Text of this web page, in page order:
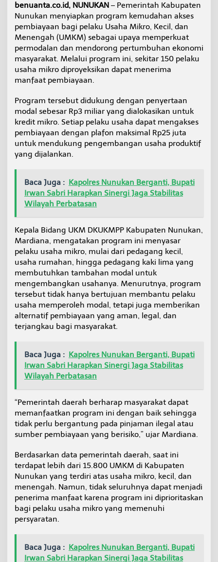
a
r
u
n
t
u
k
P
i
a
y
a
n
h
a
M
o
benuanta.co.id, NUNUKAN – Pemerintah Kabupaten
Nunukan menyiapkan program kemudahan akses
pembiayaan bagi pelaku Usaha Mikro, Kecil, dan
Menengah (UMKM) sebagai upaya memperkuat
permodalan dan mendorong pertumbuhan ekonomi
masyarakat. Melalui program ini, sekitar 150 pelaku
usaha mikro diproyeksikan dapat menerima
manfaat pembiayaan.
Program tersebut didukung dengan penyertaan
modal sebesar Rp3 miliar yang dialokasikan untuk
kredit mikro. Setiap pelaku usaha dapat mengakses
pembiayaan dengan plafon maksimal Rp25 juta
untuk mendukung pengembangan usaha produktif
yang dijalankan.
Baca Juga : Kapolres Nunukan Berganti, Bupati
Irwan Sabri Harapkan Sinergi Jaga Stabilitas
Wilayah Perbatasan
Kepala Bidang UKM DKUKMPP Kabupaten Nunukan,
Mardiana, mengatakan program ini menyasar
pelaku usaha mikro, mulai dari pedagang kecil,
usaha rumahan, hingga pedagang kaki lima yang
membutuhkan tambahan modal untuk
mengembangkan usahanya. Menurutnya, program
tersebut tidak hanya bertujuan membantu pelaku
usaha memperoleh modal, tetapi juga memberikan
alternatif pembiayaan yang aman, legal, dan
terjangkau bagi masyarakat.
Baca Juga : Kapolres Nunukan Berganti, Bupati
Irwan Sabri Harapkan Sinergi Jaga Stabilitas
Wilayah Perbatasan
“Pemerintah daerah berharap masyarakat dapat
memanfaatkan program ini dengan baik sehingga
tidak perlu bergantung pada pinjaman ilegal atau
sumber pembiayaan yang berisiko,” ujar Mardiana.
Berdasarkan data pemerintah daerah, saat ini
terdapat lebih dari 15.800 UMKM di Kabupaten
Nunukan yang terdiri atas usaha mikro, kecil, dan
menengah. Namun, tidak seluruhnya dapat menjadi
penerima manfaat karena program ini diprioritaskan
bagi pelaku usaha mikro yang memenuhi
persyaratan.
Baca Juga : Kapolres Nunukan Berganti, Bupati
Irwan Sabri Harapkan Sinergi Jaga Stabilitas